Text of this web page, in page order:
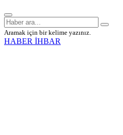
Aramak için bir kelime yazınız.
HABER İHBAR